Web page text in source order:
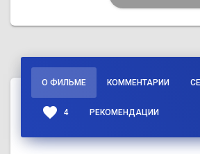
О ФИЛЬМЕ КОММЕНТАРИИ
favorite 4 РЕКОМЕНДАЦИИ